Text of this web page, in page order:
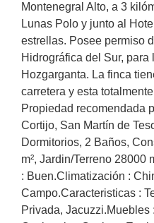
Montenegral Alto, a 3
Lunas Polo y junto al
estrellas. Posee permiso
Hidrográfica del Sur,
Hozgarganta. La finca
carretera y esta
Propiedad recomendada
Cortijo, San Martín de
Dormitorios, 2 Baños,
m², Jardin/Terreno 28000
‌: Buen.Climatización ‌:
‌Campo.Caracteristicas ‌:
Privada, Jacuzzi.Muebles